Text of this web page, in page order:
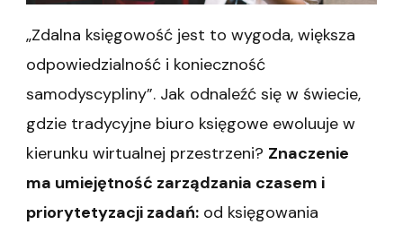
„Zdalna księgowość jest to wygoda, większa
odpowiedzialność i konieczność
samodyscypliny”. Jak odnaleźć się w świecie,
gdzie tradycyjne biuro księgowe ewoluuje w
kierunku wirtualnej przestrzeni? Znaczenie
ma umiejętność zarządzania czasem i
priorytetyzacji zadań: od księgowania